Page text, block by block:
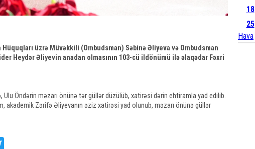
Hüquqları üzrə Müvəkkili (Ombudsman) Səbinə Əliyeva və Ombudsman
Heydər Əliyevin anadan olmasının 103-cü ildönümü ilə əlaqədar Fəxri
Ulu Öndərin məzarı önünə tər güllər düzülüb, xatirəsi dərin ehtiramla yad edilib.
Zərifə Əliyevanın əziz xatirəsi yad olunub, məzarı önünə güllər
18
25
Hava